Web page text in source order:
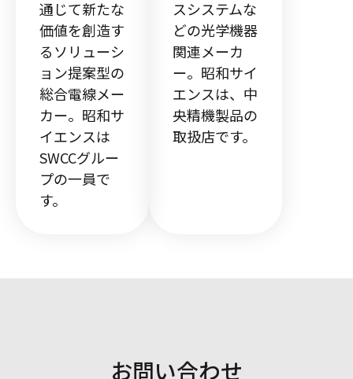
通じて新たな
価値を創造す
るソリューシ
ョン提案型の
総合電線メー
カー。昭和サ
イエンスは
SWCCグルー
プの一員で
す。
スシステムな
どの光学機器
関連メーカ
ー。昭和サイ
エンスは、中
央精機製品の
取扱店です。
お問い合わせ